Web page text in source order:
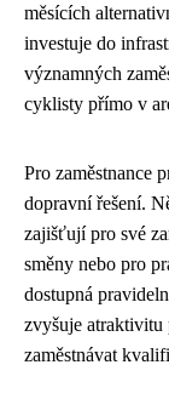
měsících
investuje do
významných
cyklisty přímo v
Pro zaměstnance
dopravní řešení.
zajišťují pro své
směny nebo pro
dostupná
zvyšuje atraktivitu
zaměstnávat